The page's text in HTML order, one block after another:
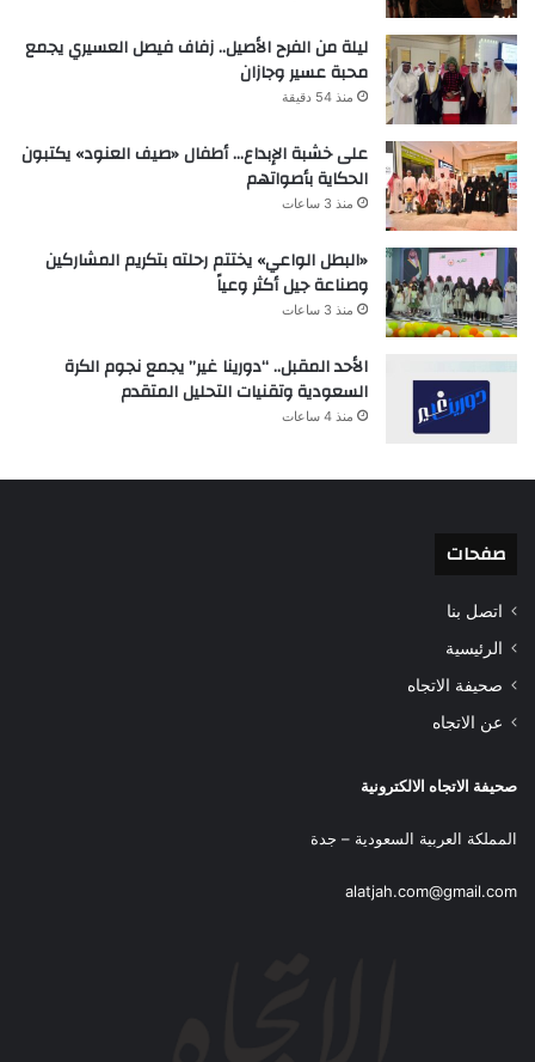
ليلة من الفرح الأصيل.. زفاف فيصل العسيري يجمع
محبة عسير وجازان
منذ 54 دقيقة
على خشبة الإبداع… أطفال «صيف العنود» يكتبون
الحكاية بأصواتهم
منذ 3 ساعات
«البطل الواعي» يختتم رحلته بتكريم المشاركين
وصناعة جيل أكثر وعياً
منذ 3 ساعات
الأحد المقبل.. “دورينا غير” يجمع نجوم الكرة
السعودية وتقنيات التحليل المتقدم
منذ 4 ساعات
صفحات
اتصل بنا
الرئيسية
صحيفة الاتجاه
عن الاتجاه
صحيفة الاتجاه الالكترونية
المملكة العربية السعودية – جدة
alatjah.com@gmail.com